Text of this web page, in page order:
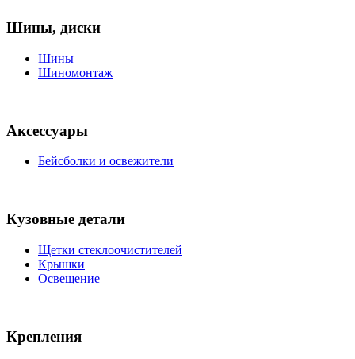
Шины, диски
Шины
Шиномонтаж
Аксессуары
Бейсболки и освежители
Кузовные детали
Щетки стеклоочистителей
Крышки
Освещение
Крепления